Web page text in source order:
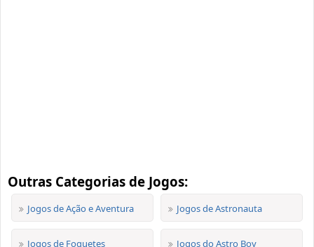
Outras Categorias de Jogos:
Jogos de Ação e Aventura Jogos de Astronauta
Jogos de Foguetes Jogos do Astro Boy